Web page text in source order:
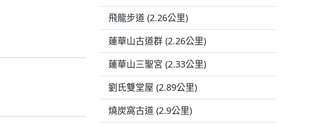
飛龍步道 (2.26公里)
蓮華山古道群 (2.26公里)
蓮華山三聖宮 (2.33公里)
劉氏雙堂屋 (2.89公里)
燒炭窩古道 (2.9公里)